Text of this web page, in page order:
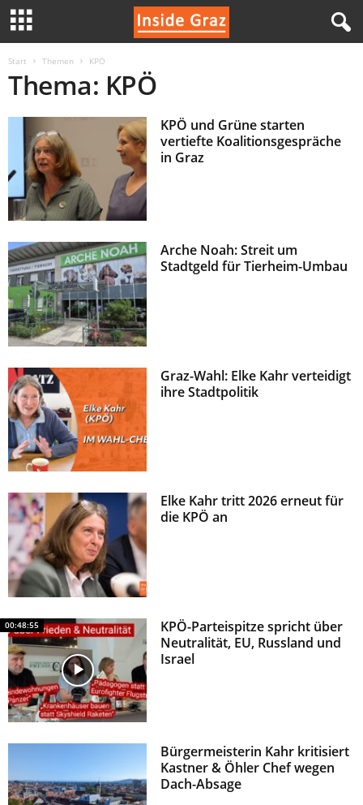
Start Themen KPÖ
Thema: KPÖ
KPÖ und Grüne starten
vertiefte Koalitionsgespräche
in Graz
Arche Noah: Streit um
Stadtgeld für Tierheim-Umbau
Graz-Wahl: Elke Kahr verteidigt
ihre Stadtpolitik
Elke Kahr tritt 2026 erneut für
die KPÖ an
00:48:55
KPÖ-Parteispitze spricht über
Neutralität, EU, Russland und
Israel
Bürgermeisterin Kahr kritisiert
Kastner & Öhler Chef wegen
Dach-Absage